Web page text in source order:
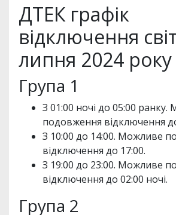
ДТЕК графік
відключення
липня 2024 року
Група 1
З 01:00 ночі до 05:00
подовження відключення
З 10:00 до 14:00. Можливе
відключення до 17:00.
З 19:00 до 23:00. Можливе
відключення до 02:00 ночі.
Група 2